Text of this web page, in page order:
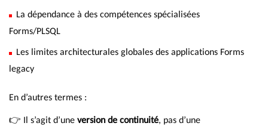
La dépendance à des compétences spécialisées
Forms/PLSQL
Les limites architecturales globales des applications Forms
legacy
En d’autres termes :
👉 Il s’agit d’une version de continuité, pas d’une